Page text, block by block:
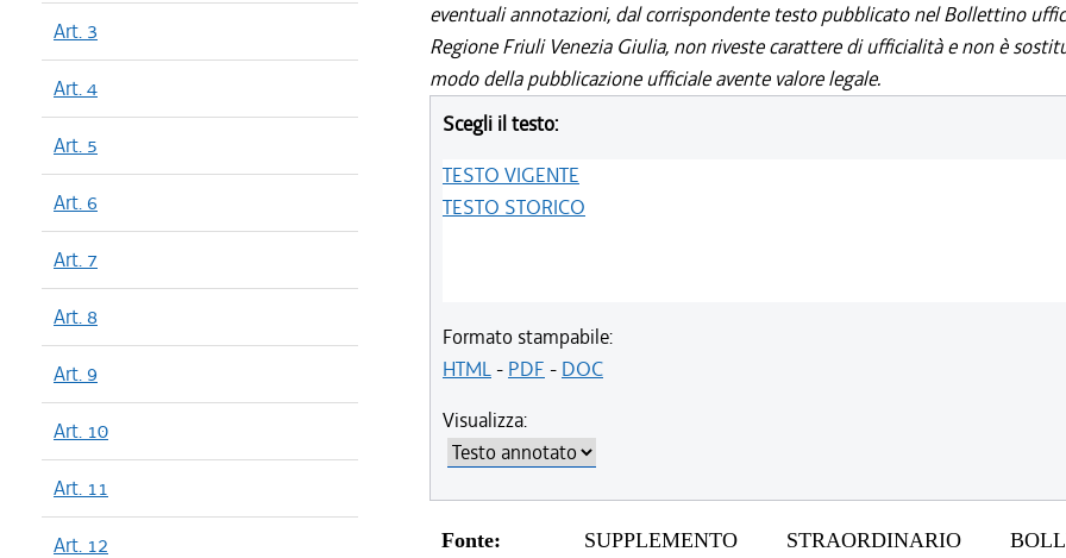
Art. 3
Art. 4
Art. 5
Art. 6
Art. 7
Art. 8
Art. 9
Art. 10
Art. 11
Art. 12
eventuali annotazioni, dal corrispondente testo pubblicato nel Bollettino
Regione Friuli Venezia Giulia, non riveste carattere di ufficialità e non è
modo della pubblicazione ufficiale avente valore legale.
Scegli il testo:
TESTO VIGENTE
TESTO STORICO
Formato stampabile:
HTML- PDF - DOC
Visualizza:
Fonte:
SUPPLEMENTO STRAORDINARIO